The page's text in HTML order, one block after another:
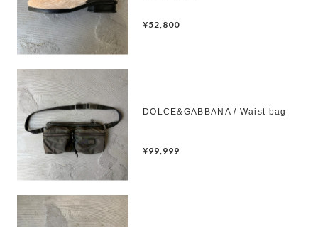
¥52,800
DOLCE&GABBANA / Waist bag
¥99,999